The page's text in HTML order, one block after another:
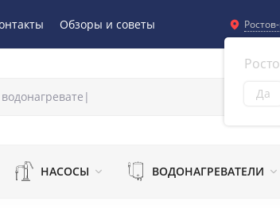
Обзоры и советы
Да
НАСОСЫ ВОДОНАГРЕВАТЕЛИ